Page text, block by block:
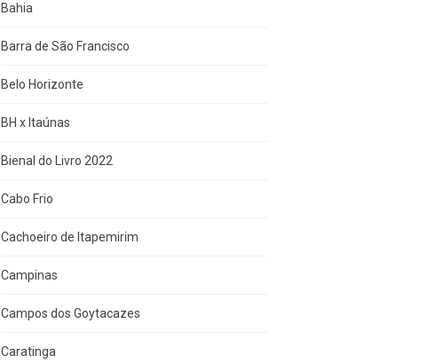
Bahia
Barra de São Francisco
Belo Horizonte
BH x Itaúnas
Bienal do Livro 2022
Cabo Frio
Cachoeiro de Itapemirim
Campinas
Campos dos Goytacazes
Caratinga